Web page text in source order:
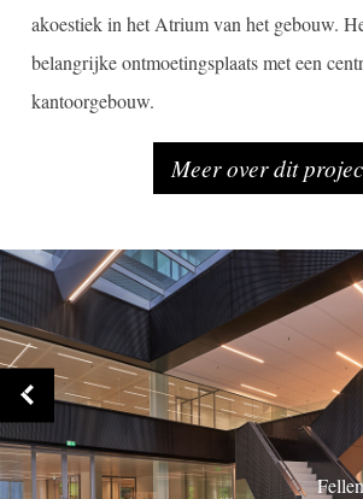
akoestiek in het Atrium van het gebouw.
belangrijke ontmoetingsplaats met een
kantoorgebouw.
Meer over dit